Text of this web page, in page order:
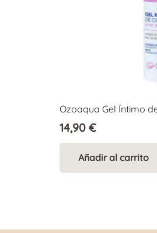
Ozoaqua Gel Íntimo
14,90 €
Añadir al carrito